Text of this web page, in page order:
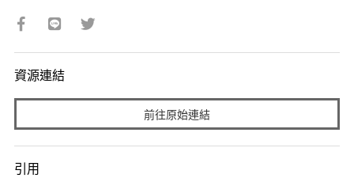
資源連結
前往原始連結
引用